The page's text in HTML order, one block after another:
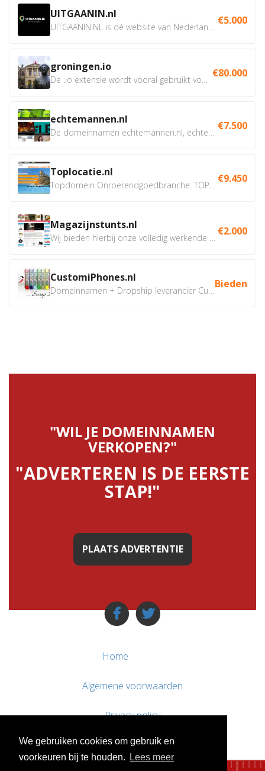
We gebruiken cookies om gebruik en
voorkeuren bij te houden.
Lees meer
UITGAANIN.nl €5.000
groningen.io €80.000
echtemannen.nl €7.500
Toplocatie.nl €9.450
Magazijnstunts.nl €2.000
CustomiPhones.nl Bieden
"WIL JE DOMEINNAMEN
VERKOPEN?"
"ADVERTEREN IS DE EERSTE
STAP!"
PLAATS ADVERTENTIE
Home
Algemene voorwaarden
Privacy policy
Contact / Support